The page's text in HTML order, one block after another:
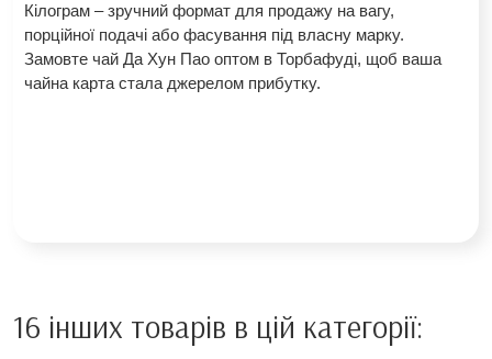
Кілограм – зручний формат для продажу на вагу,
порційної подачі або фасування під власну марку.
Замовте чай Да Хун Пао оптом в Торбафуді, щоб ваша
чайна карта стала джерелом прибутку.
16 інших товарів в цій категорії: